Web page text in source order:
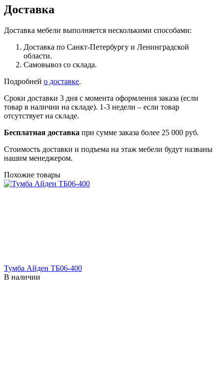
Доставка
Доставка мебели выполняется несколькими способами:
Доставка по Санкт-Петербургу и Ленинградской
области.
Самовывоз со склада.
Подробней о доставке.
Сроки доставки 3 дня с момента оформления заказа (если
товар в наличии на складе). 1-3 недели – если товар
отсутствует на складе.
Бесплатная доставка при сумме заказа более 25 000 руб.
Стоимость доставки и подъема на этаж мебели будут названы
нашим менеджером.
Похожие товары
Тумба Айден ТБ06-400
В наличии